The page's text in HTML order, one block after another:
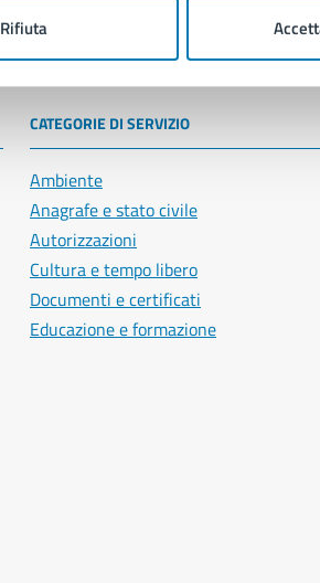
Rifiuta
CATEGORIE DI SERVIZIO
Ambiente
Anagrafe e stato civile
Autorizzazioni
Cultura e tempo libero
Documenti e certificati
Educazione e formazione